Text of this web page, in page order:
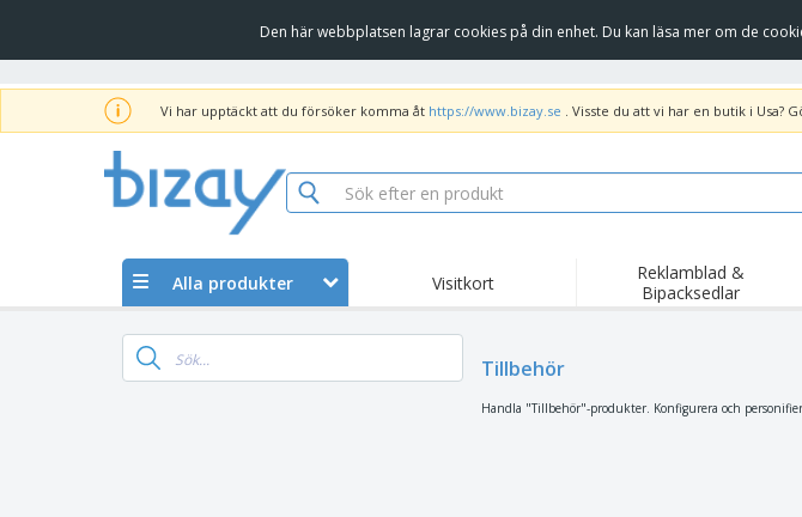
Den här webbplatsen lagrar cookies på din enhet. Du kan läsa mer om de
Vi har upptäckt att du försöker komma åt https://www.bizay.se . Visste du att vi har en butik i Usa?
Alla produkter Visitkort
Reklamblad &
Bipacksedlar
Tillbehör
Handla "Tillbehör"-produkter. Konfigurera och